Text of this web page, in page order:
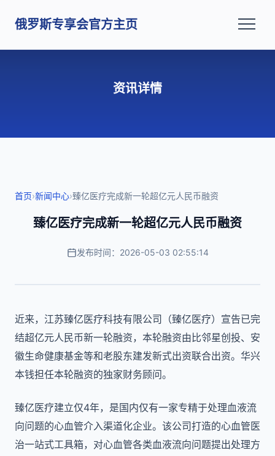
俄罗斯专享会官方主页
资讯详情
首页›新闻中心›臻亿医疗完成新一轮超亿元人民币融资
臻亿医疗完成新一轮超亿元人民币融资
发布时间：2026-05-03 02:55:14
近来，江苏臻亿医疗科技有限公司（臻亿医疗）宣告已完
结超亿元人民币新一轮融资，本轮融资由比邻星创投、安
徽生命健康基金等和老股东建发新式出资联合出资。华兴
本钱担任本轮融资的独家财务顾问。
臻亿医疗建立仅4年，是国内仅有一家专精于处理血液流
向问题的心血管介入渠道化企业。该公司打造的心血管医
治一站式工具箱，对心血管各类血液流向问题提出处理方